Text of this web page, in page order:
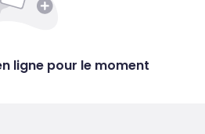
ligne pour le moment